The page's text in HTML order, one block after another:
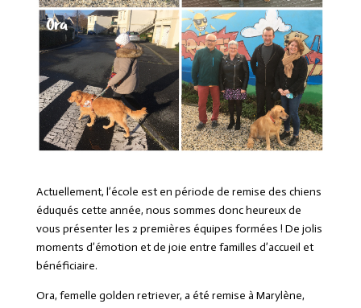
Actuellement, l’école est en période de remise des chiens
éduqués cette année, nous sommes donc heureux de
vous présenter les 2 premières équipes formées ! De jolis
moments d’émotion et de joie entre familles d’accueil et
bénéficiaire.
Ora, femelle golden retriever, a été remise à Marylène,